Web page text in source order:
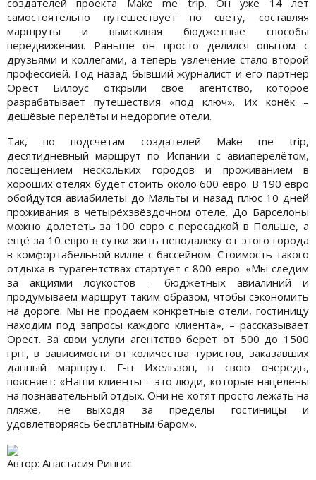
самостоятельно путешествует по свету, составляя
маршруты и выискивая бюджетные способы
передвижения. Раньше он просто делился опытом с
друзьями и коллегами, а теперь увлечение стало второй
профессией. Год назад бывший журналист и его партнёр
Орест Билоус открыли своё агентство, которое
разрабатывает путешествия «под ключ». Их конёк –
дешёвые перелёты и недорогие отели.
Так, по подсчётам создателей Make me trip,
десятидневный маршрут по Испании с авиаперелётом,
посещением нескольких городов и проживанием в
хороших отелях будет стоить около 600 евро. В 190 евро
обойдутся авиабилеты до Мальты и назад плюс 10 дней
проживания в четырёхзвёздочном отеле. До Барселоны
можно долететь за 100 евро с пересадкой в Польше, а
ещё за 10 евро в сутки жить неподалёку от этого города
в комфортабельной вилле с бассейном. Стоимость такого
отдыха в турагентствах стартует с 800 евро. «Мы следим
за акциями лоукостов – бюджетных авиалиний и
продумываем маршрут таким образом, чтобы сэкономить
на дороге. Мы не продаём конкретные отели, гостиницу
находим под запросы каждого клиента», – рассказывает
Орест. За свои услуги агентство берёт от 500 до 1500
грн., в зависимости от количества туристов, заказавших
данный маршрут. Г-н Ихельзон, в свою очередь,
поясняет: «Наши клиенты – это люди, которые нацелены
на познавательный отдых. Они не хотят просто лежать на
пляже, не выходя за пределы гостиницы и
удовлетворяясь бесплатным баром».
Автор: Анастасия Рингис